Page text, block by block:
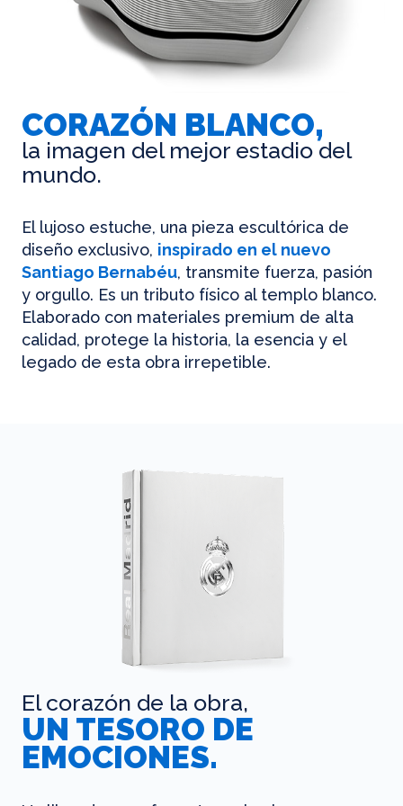
CORAZÓN BLANCO,
la imagen del mejor estadio del
mundo.
El lujoso estuche, una pieza escultórica de
diseño exclusivo, inspirado en el nuevo
Santiago Bernabéu, transmite fuerza, pasión
y orgullo. Es un tributo físico al templo blanco.
Elaborado con materiales premium de alta
calidad, protege la historia, la esencia y el
legado de esta obra irrepetible.
El corazón de la obra,
UN TESORO DE
EMOCIONES.